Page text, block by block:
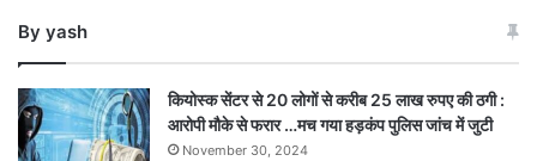
की
मौत,
गंभीर
By yash
कियोस्क सेंटर से 20 लोगों से करीब 25 लाख रुपए की ठगी :
आरोपी मौके से फरार …मच गया हड़कंप पुलिस जांच में जुटी
November 30, 2024